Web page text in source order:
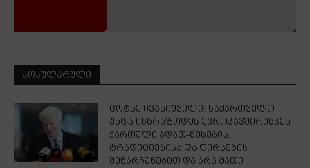
ᲞᲝᲞᲣᲚᲐᲠᲣᲚᲘ
ცოტნე ივანიშვილი: საქართველო
უნდა ისწრაფოდეს ევროკავშირისკენ
ქართული ადათ-წესების,
ტრადიციებისა და ღირსების
შენარჩუნებით და არა მათი